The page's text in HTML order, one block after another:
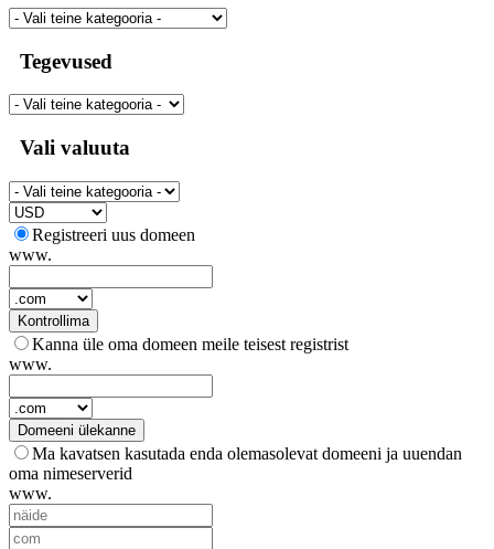
Tegevused
Vali valuuta
Registreeri uus domeen
www.
Kontrollima
Kanna üle oma domeen meile teisest registrist
www.
Domeeni ülekanne
Ma kavatsen kasutada enda olemasolevat domeeni ja uuendan
oma nimeserverid
www.